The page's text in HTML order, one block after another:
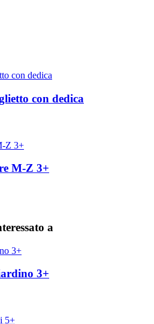
con dedica
M-Z 3+
a
3+